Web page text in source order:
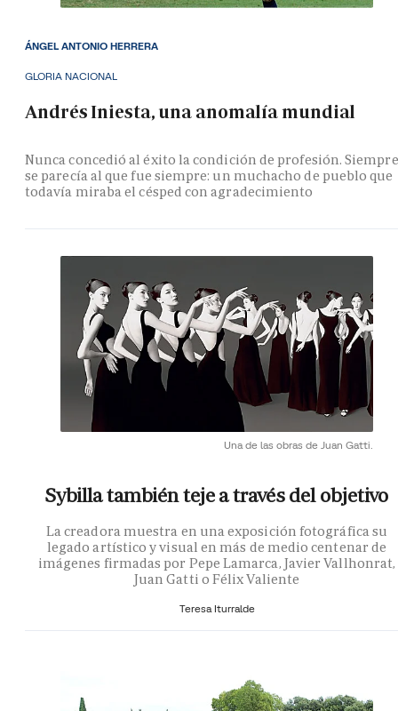
GLORIA NACIONAL
Andrés Iniesta, una anomalía mundial
Nunca concedió al éxito la condición de profesión. Siempre
se parecía al que fue siempre: un muchacho de pueblo que
todavía miraba el césped con agradecimiento
ÁNGEL ANTONIO HERRERA
Una de las obras de Juan Gatti.
Sybilla también teje a través del objetivo
La creadora muestra en una exposición fotográfica su
legado artístico y visual en más de medio centenar de
imágenes firmadas por Pepe Lamarca, Javier Vallhonrat,
Juan Gatti o Félix Valiente
Teresa Iturralde